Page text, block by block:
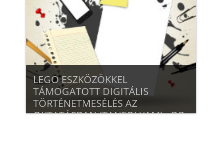
LEGO ESZKÖZÖKKEL
TÁMOGATOTT DIGITÁLIS
TÖRTÉNETMESÉLÉS AZ
OKTATÁSBAN (TANFOLYAM) - DR.